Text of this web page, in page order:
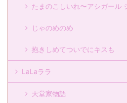
たまのこしいれ〜アシガール
じゃのめのめ
抱きしめてついでにキスも
LaLaララ
天堂家物語